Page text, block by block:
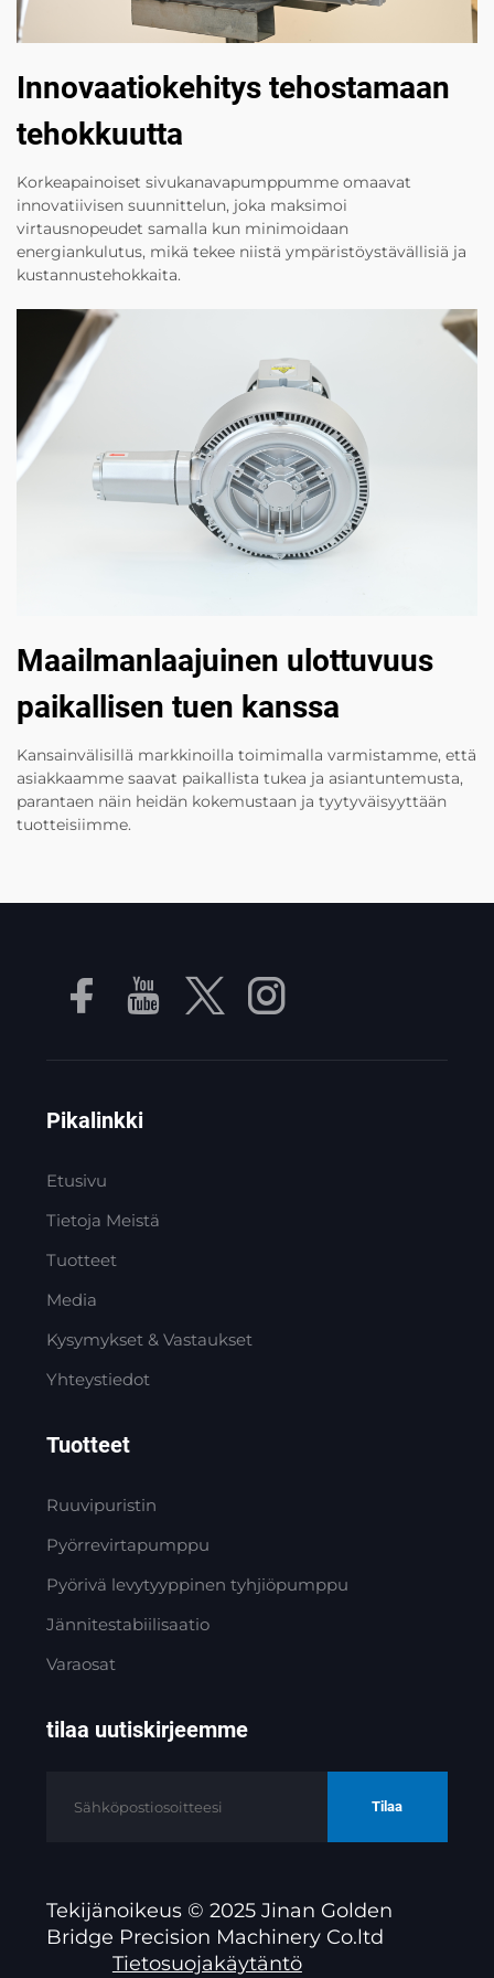
Innovaatiokehitys tehostamaan
tehokkuutta
Korkeapainoiset sivukanavapumppumme omaavat
innovatiivisen suunnittelun, joka maksimoi
virtausnopeudet samalla kun minimoidaan
energiankulutus, mikä tekee niistä ympäristöystävällisiä ja
kustannustehokkaita.
Maailmanlaajuinen ulottuvuus
paikallisen tuen kanssa
Kansainvälisillä markkinoilla toimimalla varmistamme, että
asiakkaamme saavat paikallista tukea ja asiantuntemusta,
parantaen näin heidän kokemustaan ja tyytyväisyyttään
tuotteisiimme.
Pikalinkki
Etusivu
Tietoja Meistä
Tuotteet
Media
Kysymykset & Vastaukset
Yhteystiedot
Tuotteet
Ruuvipuristin
Pyörrevirtapumppu
Pyörivä levytyyppinen tyhjiöpumppu
Jännitestabiilisaatio
Varaosat
tilaa uutiskirjeemme
Tilaa
Tekijänoikeus © 2025 Jinan Golden
Bridge Precision Machinery Co.ltd
Tietosuojakäytäntö